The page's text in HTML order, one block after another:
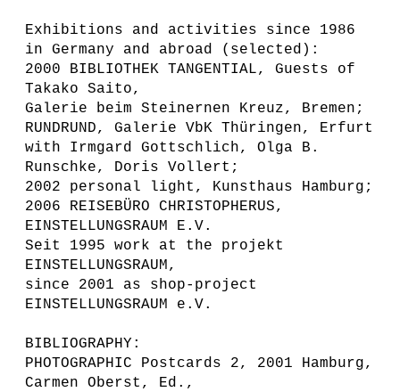
Exhibitions and activities since 1986
in Germany and abroad (selected):
2000 BIBLIOTHEK TANGENTIAL, Guests of
Takako Saito,
Galerie beim Steinernen Kreuz, Bremen;
RUNDRUND, Galerie VbK Thüringen, Erfurt
with Irmgard Gottschlich, Olga B.
Runschke, Doris Vollert;
2002 personal light, Kunsthaus Hamburg;
2006 REISEBÜRO CHRISTOPHERUS,
EINSTELLUNGSRAUM E.V.
Seit 1995 work at the projekt
EINSTELLUNGSRAUM,
since 2001 as shop-project
EINSTELLUNGSRAUM e.V.
BIBLIOGRAPHY:
PHOTOGRAPHIC Postcards 2, 2001 Hamburg,
Carmen Oberst, Ed.,